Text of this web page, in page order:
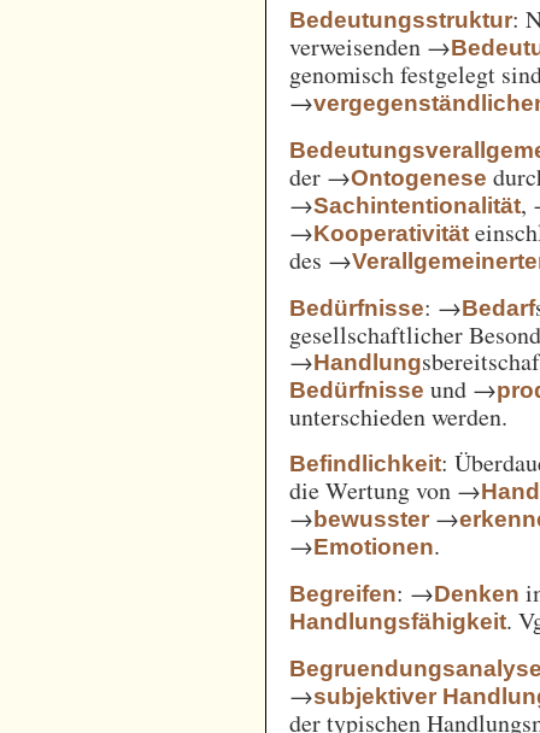
Bedeutungsstruktur:
verweisenden →
genomisch festgelegt
→
der →Ontogenese
→Sachintentionalität,
→Kooperativität
des →
Bedürfnisse: →Bedarf
gesellschaftlicher
→Handlung
Bedürfnisse und →
unterschieden werden.
Befindlichkeit:
die Wertung von →
→bewusster →
→Emotionen.
Begreifen: →Denken
Handlungsfähigkeit.
→subjektiver
der typischen